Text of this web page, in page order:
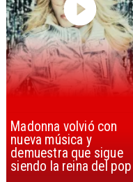
Phil Collins revela su
lucha contra el
alcoholismo que casi le
causa la muerte